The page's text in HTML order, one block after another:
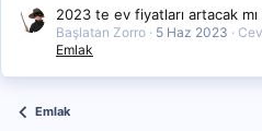
2023 te ev fiyatları artacak mı
Başlatan Zorro 5 Haz 2023
Emlak
Emlak